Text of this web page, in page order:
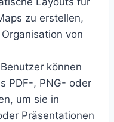
zu erstellen,
von
können
PDF-, PNG- oder
um sie in
Präsentationen